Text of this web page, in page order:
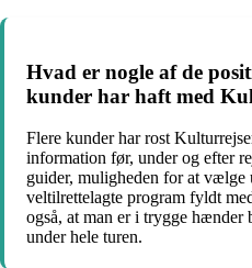
Hvad er nogle af de
kunder har haft med
Flere kunder har rost
information før, under og efter
guider, muligheden for at vælge
veltilrettelagte program fyldt
også, at man er i trygge hænder
under hele turen.